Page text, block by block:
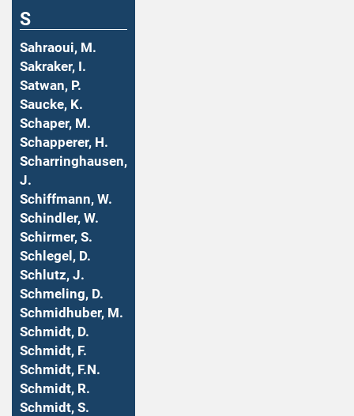
S
Sahraoui, M.
Sakraker, I.
Satwan, P.
Saucke, K.
Schaper, M.
Schapperer, H.
Scharringhausen,
J.
Schiffmann, W.
Schindler, W.
Schirmer, S.
Schlegel, D.
Schlutz, J.
Schmeling, D.
Schmidhuber, M.
Schmidt, D.
Schmidt, F.
Schmidt, F.N.
Schmidt, R.
Schmidt, S.